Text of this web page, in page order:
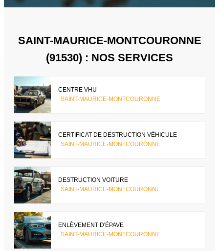
SAINT-MAURICE-MONTCOURONNE
(91530) : NOS SERVICES
CENTRE VHU
SAINT-MAURICE-MONTCOURONNE
CERTIFICAT DE DESTRUCTION VÉHICULE
SAINT-MAURICE-MONTCOURONNE
DESTRUCTION VOITURE
SAINT-MAURICE-MONTCOURONNE
ENLÈVEMENT D'ÉPAVE
SAINT-MAURICE-MONTCOURONNE